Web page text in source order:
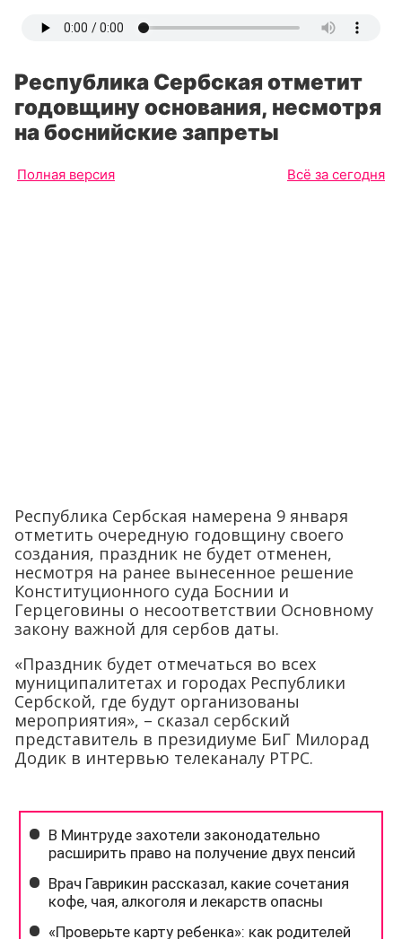
Республика Сербская отметит
годовщину основания, несмотря
на боснийские запреты
Полная версия Всё за сегодня
Республика Сербская намерена 9 января
отметить очередную годовщину своего
создания, праздник не будет отменен,
несмотря на ранее вынесенное решение
Конституционного суда Боснии и
Герцеговины о несоответствии Основному
закону важной для сербов даты.
«Праздник будет отмечаться во всех
муниципалитетах и ​​городах Республики
Сербской, где будут организованы
мероприятия», – сказал сербский
представитель в президиуме БиГ Милорад
Додик в интервью телеканалу РТРС.